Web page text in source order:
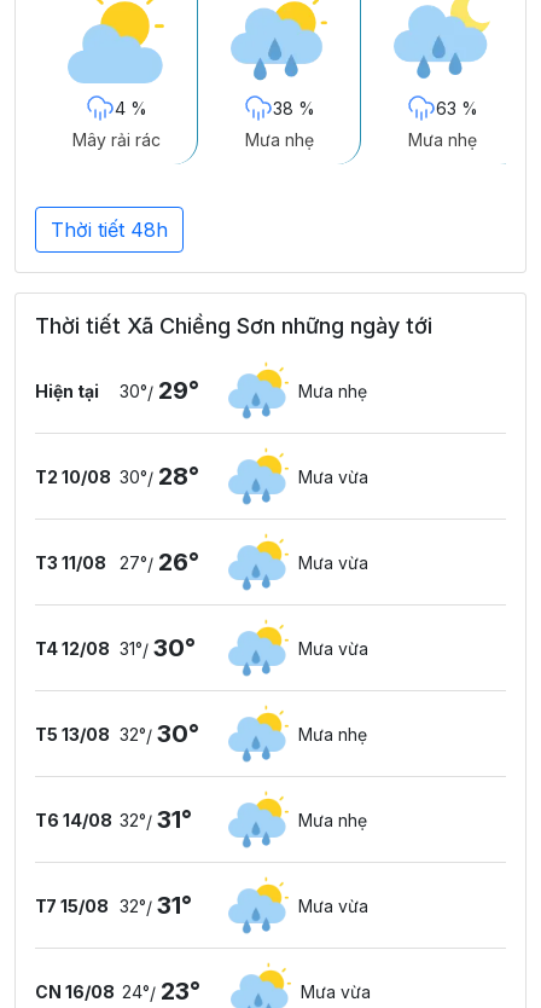
4 %
Mây rải rác
38 %
Mưa nhẹ
63 %
Mưa nhẹ
Thời tiết 48h
Thời tiết Xã Chiềng Sơn những ngày tới
Hiện tại 30°/ 29° Mưa nhẹ
T2 10/08 30°/ 28° Mưa vừa
T3 11/08 27°/ 26° Mưa vừa
T4 12/08 31°/ 30° Mưa vừa
T5 13/08 32°/ 30° Mưa nhẹ
T6 14/08 32°/ 31° Mưa nhẹ
T7 15/08 32°/ 31° Mưa vừa
CN 16/08 24°/ 23° Mưa vừa